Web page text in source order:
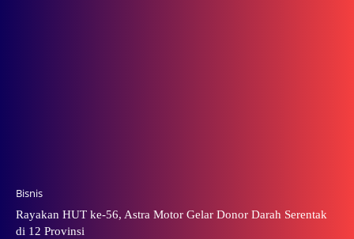
Bisnis
Rayakan HUT ke-56, Astra Motor Gelar Donor Darah Serentak
di 12 Provinsi